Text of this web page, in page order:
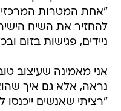
"אחת המטרות
להחזיר את השיח
ניידים, פגישות בזום
אני מאמינה שעיצוב
נראה, אלא גם איך
"רציתי שאנשים ייכנסו